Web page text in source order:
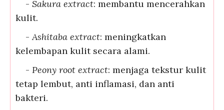
- Sakura extract: membantu mencerahkan
kulit.
-Ashitaba extract: meningkatkan
kelembapan kulit secara alami.
- Peony root extract: menjaga tekstur kulit
tetap lembut, anti inflamasi, dan anti
bakteri.